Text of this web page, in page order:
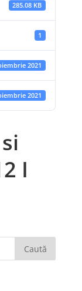
285.08 KB
1
2021
2021
I
Caută